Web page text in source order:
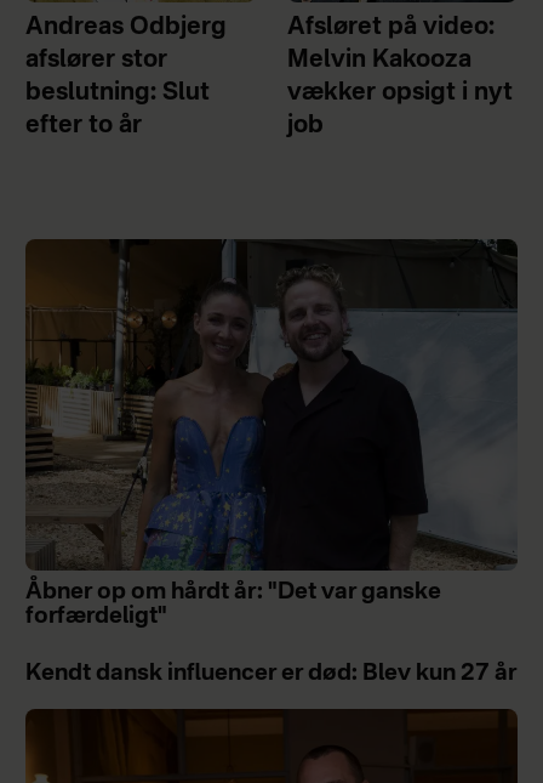
Andreas Odbjerg
afslører stor
beslutning: Slut
efter to år
Afsløret på video:
Melvin Kakooza
vækker opsigt i nyt
job
Åbner op om hårdt år: "Det var ganske
forfærdeligt"
Kendt dansk influencer er død: Blev kun 27 år